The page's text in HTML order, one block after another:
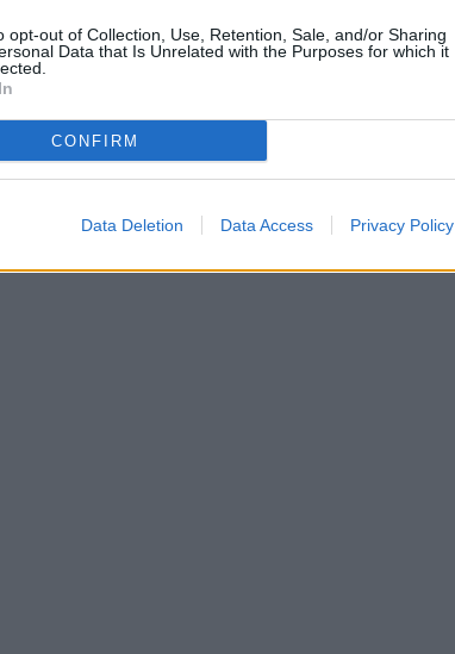
opt-out of Collection, Use, Retention, Sale, and/or Sharing
Data that Is Unrelated with the Purposes for which it
CONFIRM
Data Deletion Data Access Privacy Policy